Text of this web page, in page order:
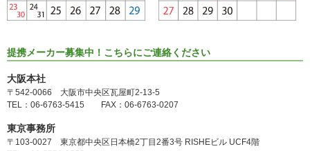
提携メーカー募集中！こちらにご連絡ください
大阪本社
〒542-0066 大阪市中央区瓦屋町2-13-5
TEL：06-6763-5415 FAX：06-6763-0207
東京事務所
〒103-0027 東京都中央区日本橋2丁目2番3号 RISHEビル UCF4階